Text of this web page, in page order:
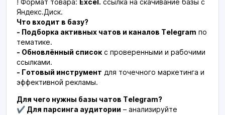
! Формат товара: Excel. ссылка на скачивание базы с
Яндекс.Диск.
Что входит в базу?
- Подборка активных чатов и каналов Telegram по
тематике.
- Обновлённый список с проверенными и рабочими
ссылками.
- Готовый инструмент для точечного маркетинга и
эффективной рекламы.
Для чего нужны базы чатов Telegram?
✔ Для парсинга аудитории – анализируйте